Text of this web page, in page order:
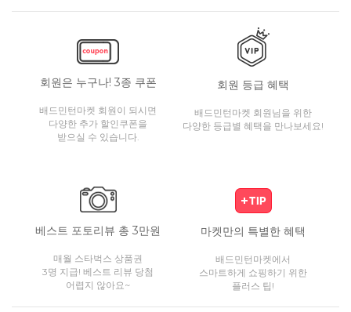
회원은 누구나! 3종 쿠폰
배드민턴마켓 회원이 되시면
다양한 추가 할인쿠폰을
받으실 수 있습니다.
회원 등급 혜택
배드민턴마켓 회원님을 위한
다양한 등급별 혜택을 만나보세요!
베스트 포토리뷰 총 3만원
매월 스타벅스 상품권
3명 지급! 베스트 리뷰 당첨
어렵지 않아요~
마켓만의 특별한 혜택
배드민턴마켓에서
스마트하게 쇼핑하기 위한
플러스 팁!